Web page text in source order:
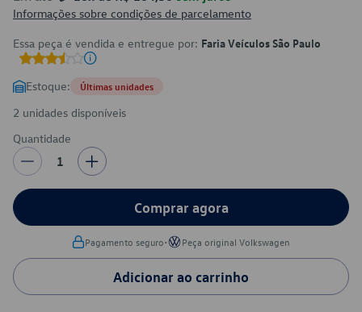
Informações sobre condições de parcelamento
Essa peça é vendida e entregue por: Faria Veículos São Paulo
Estoque: Últimas unidades
2 unidades disponíveis
Quantidade
1
Comprar agora
Pagamento seguro• Peça original Volkswagen
Adicionar ao carrinho